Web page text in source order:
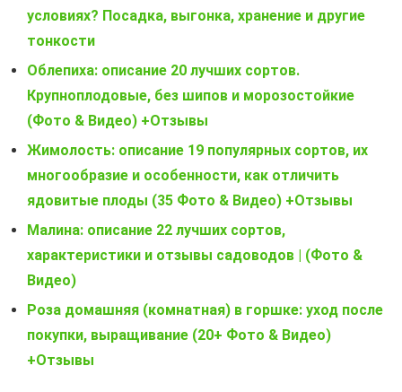
условиях? Посадка, выгонка, хранение и другие
тонкости
Облепиха: описание 20 лучших сортов.
Крупноплодовые, без шипов и морозостойкие
(Фото & Видео) +Отзывы
Жимолость: описание 19 популярных сортов, их
многообразие и особенности, как отличить
ядовитые плоды (35 Фото & Видео) +Отзывы
Малина: описание 22 лучших сортов,
характеристики и отзывы садоводов | (Фото &
Видео)
Роза домашняя (комнатная) в горшке: уход после
покупки, выращивание (20+ Фото & Видео)
+Отзывы